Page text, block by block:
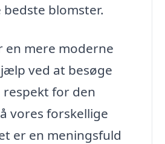
blomster.
en mere moderne
ved at besøge
for den
vores forskellige
er en meningsfuld